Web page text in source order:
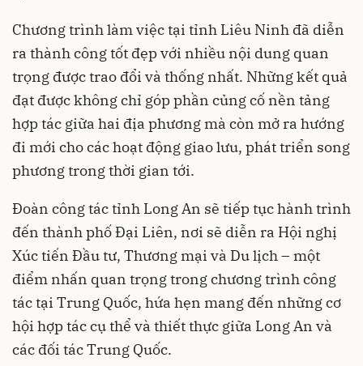
Chương trình làm việc tại tỉnh Liêu Ninh đã diễn
ra thành công tốt đẹp với nhiều nội dung quan
trọng được trao đổi và thống nhất. Những kết quả
đạt được không chỉ góp phần củng cố nền tảng
hợp tác giữa hai địa phương mà còn mở ra hướng
đi mới cho các hoạt động giao lưu, phát triển song
phương trong thời gian tới.
Đoàn công tác tỉnh Long An sẽ tiếp tục hành trình
đến thành phố Đại Liên, nơi sẽ diễn ra Hội nghị
Xúc tiến Đầu tư, Thương mại và Du lịch – một
điểm nhấn quan trọng trong chương trình công
tác tại Trung Quốc, hứa hẹn mang đến những cơ
hội hợp tác cụ thể và thiết thực giữa Long An và
các đối tác Trung Quốc.